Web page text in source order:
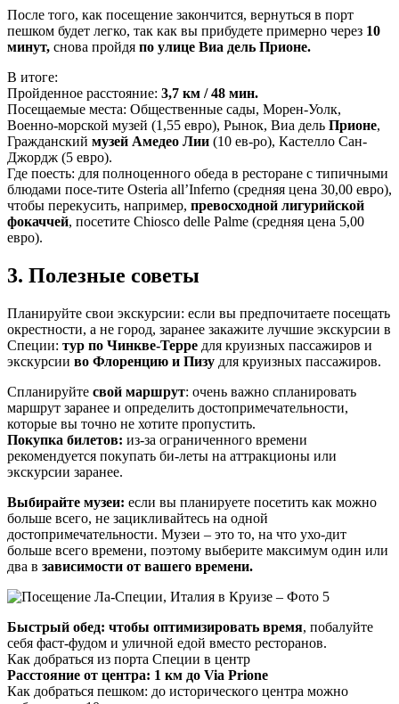
После того, как посещение закончится, вернуться в порт
пешком будет легко, так как вы прибудете примерно через 10
минут, снова пройдя по улице Виа дель Прионе.
В итоге:
Пройденное расстояние: 3,7 км / 48 мин.
Посещаемые места: Общественные сады, Морен-Уолк,
Военно-морской музей (1,55 евро), Рынок, Виа дель Прионе,
Гражданский музей Амедео Лии (10 ев-ро), Кастелло Сан-
Джордж (5 евро).
Где поесть: для полноценного обеда в ресторане с типичными
блюдами посе-тите Osteria all’Inferno (средняя цена 30,00 евро),
чтобы перекусить, например, превосходной лигурийской
фокаччей, посетите Chiosco delle Palme (средняя цена 5,00
евро).
3. Полезные советы
Планируйте свои экскурсии: если вы предпочитаете посещать
окрестности, а не город, заранее закажите лучшие экскурсии в
Специи: тур по Чинкве-Терре для круизных пассажиров и
экскурсии во Флоренцию и Пизу для круизных пассажиров.
Спланируйте свой маршрут: очень важно спланировать
маршрут заранее и определить достопримечательности,
которые вы точно не хотите пропустить.
Покупка билетов: из-за ограниченного времени
рекомендуется покупать би-леты на аттракционы или
экскурсии заранее.
Выбирайте музеи: если вы планируете посетить как можно
больше всего, не зацикливайтесь на одной
достопримечательности. Музеи – это то, на что ухо-дит
больше всего времени, поэтому выберите максимум один или
два в зависимости от вашего времени.
Быстрый обед: чтобы оптимизировать время, побалуйте
себя фаст-фудом и уличной едой вместо ресторанов.
Как добраться из порта Специи в центр
Расстояние от центра: 1 км до Via Prione
Как добраться пешком: до исторического центра можно